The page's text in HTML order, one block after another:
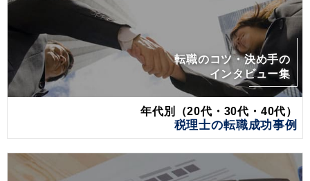
転職のコツ・決め手の
インタビュー集
年代別（20代・30代・40代）
税理士の転職成功事例